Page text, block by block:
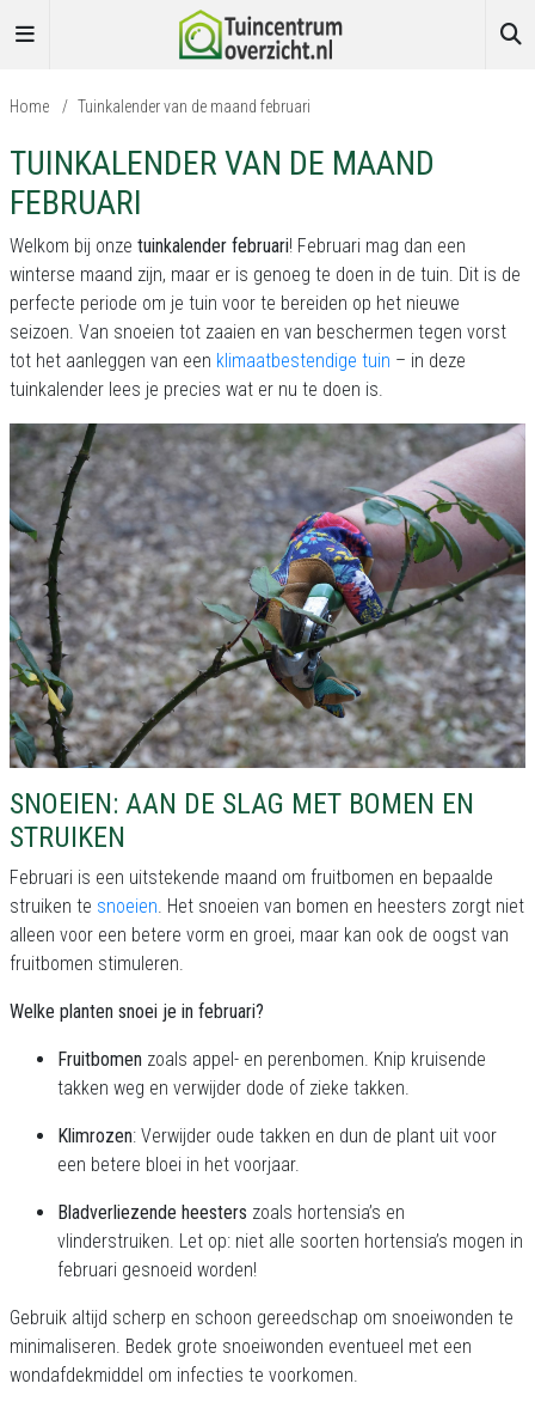
Home / Tuinkalender van de maand februari
TUINKALENDER VAN DE MAAND
FEBRUARI
Welkom bij onze tuinkalender februari! Februari mag dan een
winterse maand zijn, maar er is genoeg te doen in de tuin. Dit is de
perfecte periode om je tuin voor te bereiden op het nieuwe
seizoen. Van snoeien tot zaaien en van beschermen tegen vorst
tot het aanleggen van een klimaatbestendige tuin – in deze
tuinkalender lees je precies wat er nu te doen is.
SNOEIEN: AAN DE SLAG MET BOMEN EN
STRUIKEN
Februari is een uitstekende maand om fruitbomen en bepaalde
struiken te snoeien. Het snoeien van bomen en heesters zorgt niet
alleen voor een betere vorm en groei, maar kan ook de oogst van
fruitbomen stimuleren.
Welke planten snoei je in februari?
Fruitbomen zoals appel- en perenbomen. Knip kruisende
takken weg en verwijder dode of zieke takken.
Klimrozen: Verwijder oude takken en dun de plant uit voor
een betere bloei in het voorjaar.
Bladverliezende heesters zoals hortensia’s en
vlinderstruiken. Let op: niet alle soorten hortensia’s mogen in
februari gesnoeid worden!
Gebruik altijd scherp en schoon gereedschap om snoeiwonden te
minimaliseren. Bedek grote snoeiwonden eventueel met een
wondafdekmiddel om infecties te voorkomen.